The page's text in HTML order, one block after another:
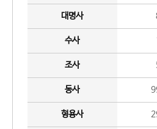
대명사
수사
조사
동사
형용사